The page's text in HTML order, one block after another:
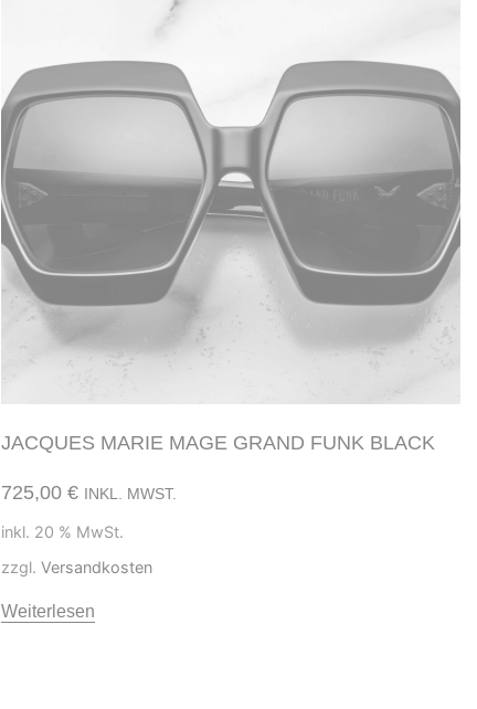
JACQUES MARIE MAGE GRAND FUNK BLACK
725,00 € INKL. MWST.
inkl. 20 % MwSt.
zzgl. Versandkosten
Weiterlesen